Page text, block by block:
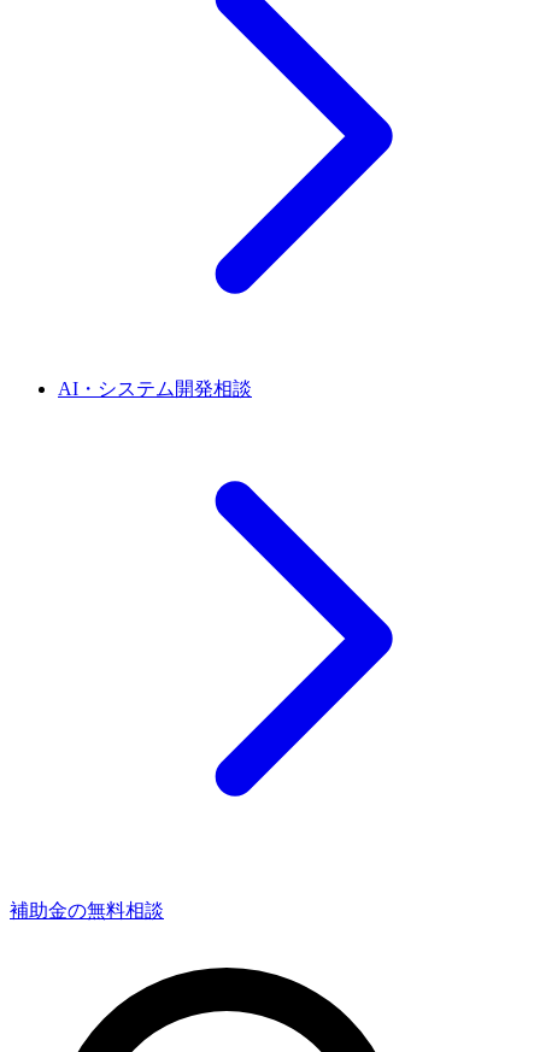
AI・システム開発相談
補助金の無料相談